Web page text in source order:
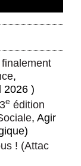
,
2026 )
e édition
, Agir
! (Attac